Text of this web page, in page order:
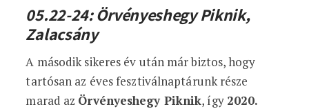
05.22-24: Örvényeshegy Piknik,
Zalacsány
A második sikeres év után már biztos, hogy
tartósan az éves fesztiválnaptárunk része
marad az Örvényeshegy Piknik, így 2020.